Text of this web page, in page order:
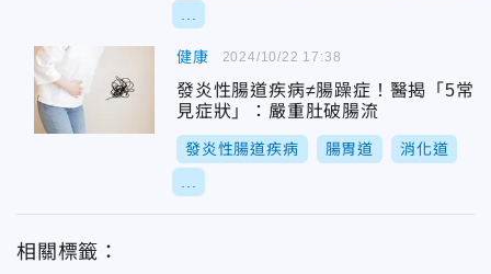
健康
發炎性腸道疾病≠腸躁症！醫揭「5常
見症狀」：嚴重肚破腸流
發炎性腸道疾病 腸胃道 消化道
2024/10/22 17:38
相關標籤：